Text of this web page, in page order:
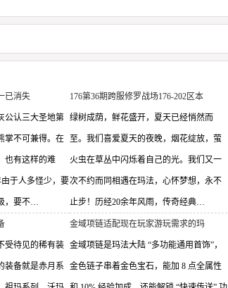
已消失
公认三大圣地第
掌不可兼得。在
也有这样的难
于人多怪少，要
，要不…
176第36期跨服修罗战场176-202区本
绿树成荫，鲜花盛开，夏天已经悄然而
至。我们喜爱夏天的夜晚，烟花绽放，萤
火虫在草丛中闪烁着自己的光。我们又一
次不约而同相遇在玛法，心怀梦想，永不
止步！历经20余年风雨，传奇经典…
受待见的稀有装
装备就是赤月系
金域项链适配现在玩家游玩需求的玛
金域项链是玛法大陆 “多功能通用首饰”，
金色链子串着金色宝石，能加 8 点全属性